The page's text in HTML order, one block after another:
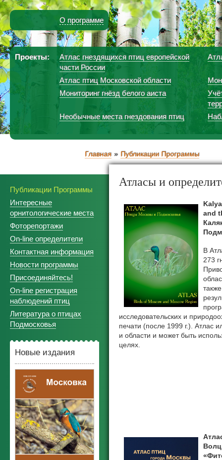
О программе
Проекты:
Атлас гнездящихся птиц европейской
части России
Атлас птиц Московской области
Мониторинг гнёзд белого аиста
Необычные места гнездования птиц
Главная Публикации Программы
Публикации Программы
Интересные
орнитологические места
Фоторепортажи
On-line определители
Контактная информация
Новости программы
Присоединяйтесь!
On-line регистрация
наблюдений птиц
Литература о птицах
Подмосковья
Новые издания
Атласы и
Kalya
and
В
273
исследовательских и
печати (после 1999 г.). Атлас
и области и может быть
целях.